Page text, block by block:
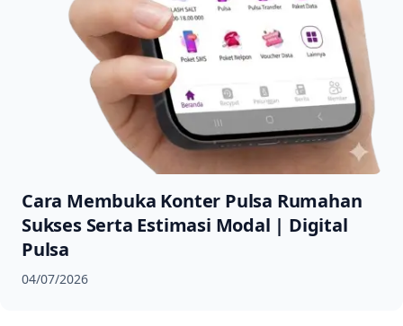
Cara Membuka Konter Pulsa Rumahan
Sukses Serta Estimasi Modal | Digital
Pulsa
04/07/2026